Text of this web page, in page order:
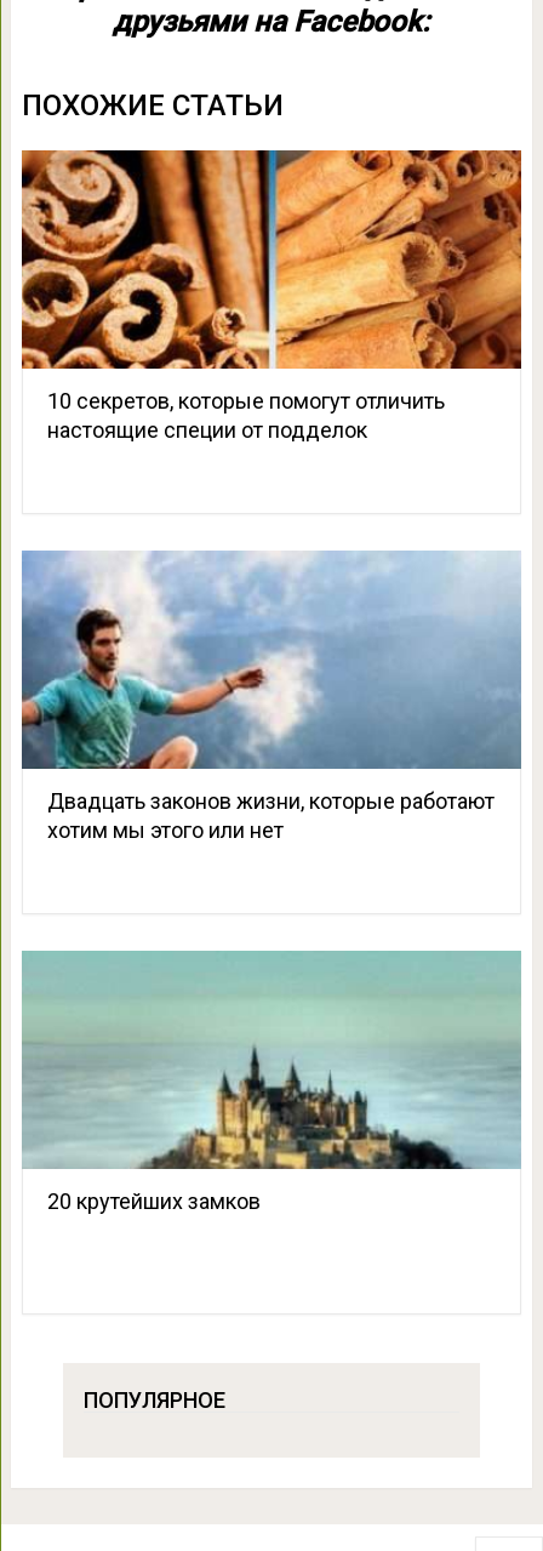
друзьями на Facebook:
ПОХОЖИЕ СТАТЬИ
10 секретов, которые помогут отличить
настоящие специи от подделок
Двадцать законов жизни, которые работают
хотим мы этого или нет
20 крутейших замков
ПОПУЛЯРНОЕ